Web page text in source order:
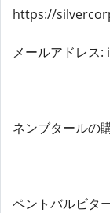
https://
メールアドレ
ネンブタールの
ペントバルビタ